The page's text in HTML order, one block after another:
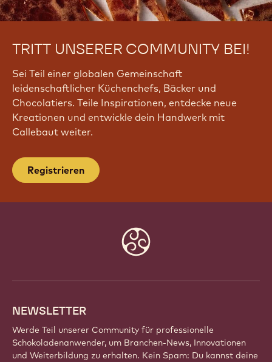
TRITT UNSERER COMMUNITY BEI!
Sei Teil einer globalen Gemeinschaft
leidenschaftlicher Küchenchefs, Bäcker und
Chocolatiers. Teile Inspirationen, entdecke neue
Kreationen und entwickle dein Handwerk mit
Callebaut weiter.
Registrieren
NEWSLETTER
Werde Teil unserer Community für professionelle
Schokoladenanwender, um Branchen-News, Innovationen
und Weiterbildung zu erhalten. Kein Spam: Du kannst deine